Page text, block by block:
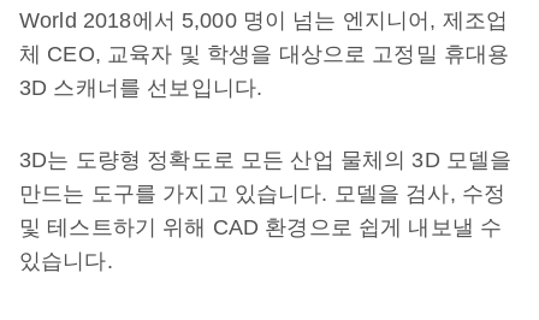
World 2018에서 5,000 명이 넘는 엔지니어, 제조업
체 CEO, 교육자 및 학생을 대상으로 고정밀 휴대용
3D 스캐너를 선보입니다.
3D는 도량형 정확도로 모든 산업 물체의 3D 모델을
만드는 도구를 가지고 있습니다. 모델을 검사, 수정
및 테스트하기 위해 CAD 환경으로 쉽게 내보낼 수
있습니다.